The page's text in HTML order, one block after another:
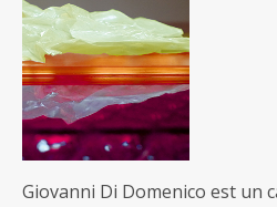
Giovanni Di Domenico est un